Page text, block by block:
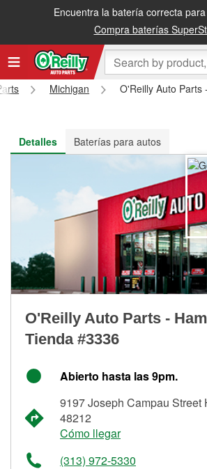
Encuentra la batería correcta
Compra baterías
Recibe tu orden gratis al día siguiente o
Michigan
O'Reilly Auto
Detalles
Baterías para autos
O'Reilly Auto Parts -
Tienda #3336
Abierto hasta las 9pm.
9197 Joseph Campau Street
48212
Cómo llegar
(313) 972-5330